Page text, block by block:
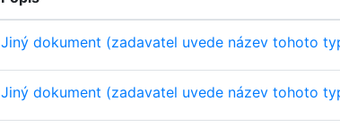
Jiný dokument (zadavatel uvede název tohoto
Jiný dokument (zadavatel uvede název tohoto